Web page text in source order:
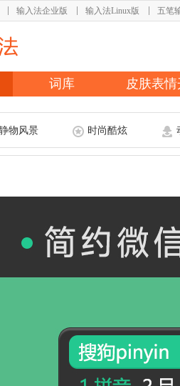
输入法企业版 输入法Linux版 五笔
词库 皮肤表
物风景 时尚酷炫